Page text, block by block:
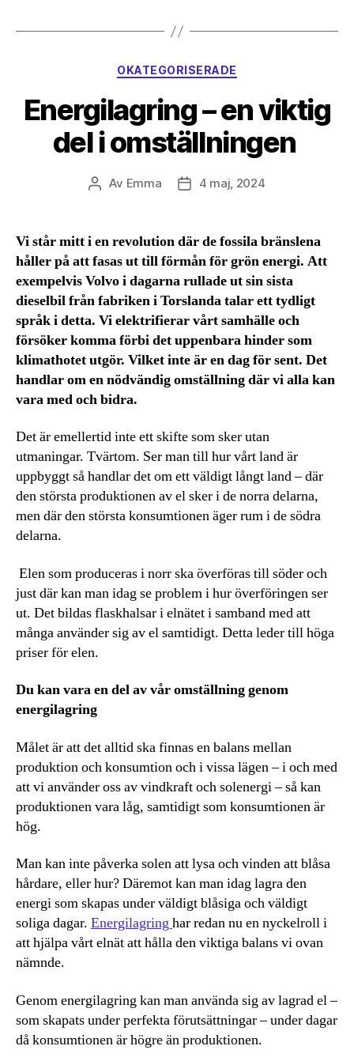
Kategorier
OKATEGORISERADE
Energilagring – en viktig
del i omställningen
Inläggsförfattare
Av Emma Inläggsdatum
4 maj, 2024
Vi står mitt i en revolution där de fossila bränslena
håller på att fasas ut till förmån för grön energi. Att
exempelvis Volvo i dagarna rullade ut sin sista
dieselbil från fabriken i Torslanda talar ett tydligt
språk i detta. Vi elektrifierar vårt samhälle och
försöker komma förbi det uppenbara hinder som
klimathotet utgör. Vilket inte är en dag för sent. Det
handlar om en nödvändig omställning där vi alla kan
vara med och bidra.
Det är emellertid inte ett skifte som sker utan
utmaningar. Tvärtom. Ser man till hur vårt land är
uppbyggt så handlar det om ett väldigt långt land – där
den största produktionen av el sker i de norra delarna,
men där den största konsumtionen äger rum i de södra
delarna.
Elen som produceras i norr ska överföras till söder och
just där kan man idag se problem i hur överföringen ser
ut. Det bildas flaskhalsar i elnätet i samband med att
många använder sig av el samtidigt. Detta leder till höga
priser för elen.
Du kan vara en del av vår omställning genom
energilagring
Målet är att det alltid ska finnas en balans mellan
produktion och konsumtion och i vissa lägen – i och med
att vi använder oss av vindkraft och solenergi – så kan
produktionen vara låg, samtidigt som konsumtionen är
hög.
Man kan inte påverka solen att lysa och vinden att blåsa
hårdare, eller hur? Däremot kan man idag lagra den
energi som skapas under väldigt blåsiga och väldigt
soliga dagar. Energilagringhar redan nu en nyckelroll i
att hjälpa vårt elnät att hålla den viktiga balans vi ovan
nämnde.
Genom energilagring kan man använda sig av lagrad el –
som skapats under perfekta förutsättningar – under dagar
då konsumtionen är högre än produktionen.